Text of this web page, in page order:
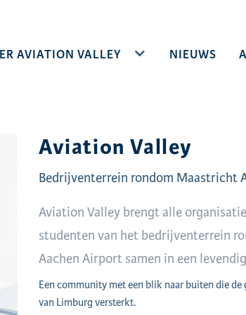
AVIATION VALLEY TOGGLE
NIEUWS
Aviation Valley
Bedrijventerrein rondom Maastricht
Aviation Valley brengt alle
studenten van het bedrijventerrein
Aachen Airport samen in een
Een community met een blik naar buiten die
van Limburg versterkt.